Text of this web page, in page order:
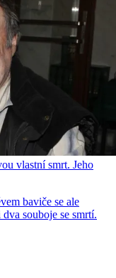
vlastní smrt. Jeho
baviče se ale
souboje se smrtí.